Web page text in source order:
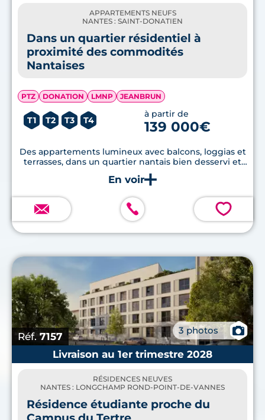
APPARTEMENTS NEUFS
NANTES : SAINT-DONATIEN
Dans un quartier résidentiel à
proximité des commodités
Nantaises
PTZ DONATION LMNP JEANBRUN
T1 T2 T3 T4
à partir de
139 000€
Des appartements lumineux avec balcons, loggias et
terrasses, dans un quartier nantais bien desservi et
pratique au quotidien.
💗
Réf. 7157 3 photos
📷
Livraison au 1er trimestre 2028
RÉSIDENCES NEUVES
NANTES : LONGCHAMP ROND-POINT-DE-VANNES
Résidence étudiante proche du